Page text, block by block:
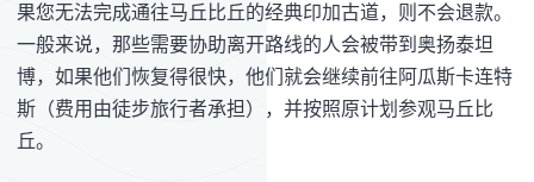
果您无法完成通往马丘比丘的经典印加古道，则不会退款。
一般来说，那些需要协助离开路线的人会被带到奥扬泰坦
博，如果他们恢复得很快，他们就会继续前往阿瓜斯卡连特
斯（费用由徒步旅行者承担），并按照原计划参观马丘比
丘。